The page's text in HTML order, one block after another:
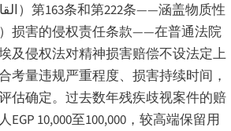
）第163条和第222条——涵盖物质性
损害的侵权责任条款——在普通法院
及侵权法对精神损害赔偿不设法定上
考量违规严重程度、损害持续时间，
估确定。过去数年残疾歧视案件的赔
10,000至100,000，较高端保留用